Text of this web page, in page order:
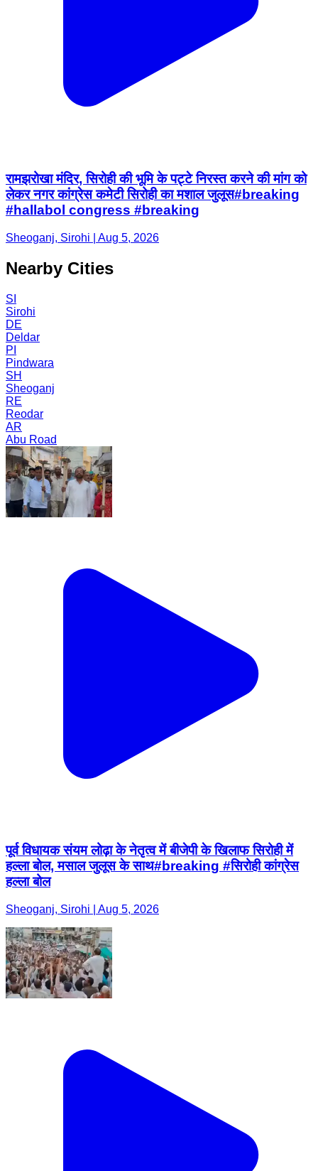
रामझरोखा मंदिर, सिरोही की भूमि के पट्टे निरस्त करने की मांग को
लेकर नगर कांग्रेस कमेटी सिरोही का मशाल जुलूस#breaking
#hallabol congress #breaking
Sheoganj, Sirohi | Aug 5, 2026
Nearby Cities
SI
Sirohi
DE
Deldar
PI
Pindwara
SH
Sheoganj
RE
Reodar
AR
Abu Road
पूर्व विधायक संयम लोढ़ा के नेतृत्व में बीजेपी के खिलाफ सिरोही में
हल्ला बोल, मसाल जुलूस के साथ#breaking #सिरोही कांग्रेस
हल्ला बोल
Sheoganj, Sirohi | Aug 5, 2026